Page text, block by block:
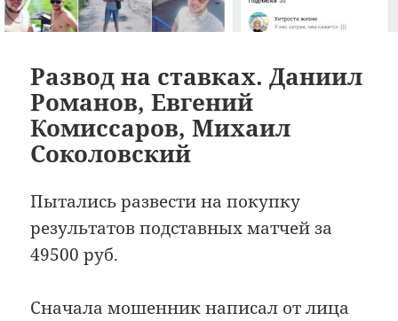
Развод на ставках. Даниил
Романов, Евгений
Комиссаров, Михаил
Соколовский
Пытались развести на покупку
результатов подставных матчей за
49500 руб.
Сначала мошенник написал от лица